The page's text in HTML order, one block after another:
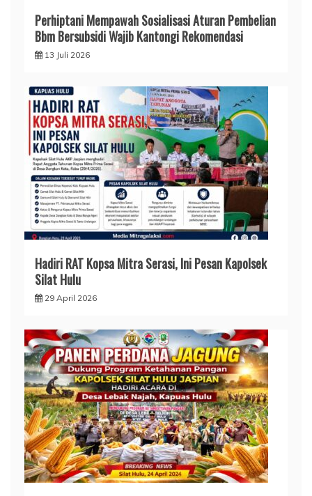
Perhiptani Mempawah Sosialisasi Aturan Pembelian
Bbm Bersubsidi Wajib Kantongi Rekomendasi
13 Juli 2026
Hadiri RAT Kopsa Mitra Serasi, Ini Pesan Kapolsek
Silat Hulu
29 April 2026